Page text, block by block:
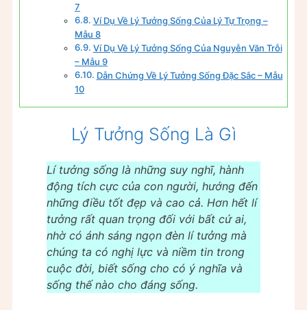
7
Ví Dụ Về Lý Tưởng Sống Của Lý Tự Trọng –
Mẫu 8
Ví Dụ Về Lý Tưởng Sống Của Nguyễn Văn Trỗi
– Mẫu 9
Dẫn Chứng Về Lý Tưởng Sống Đặc Sắc – Mẫu
10
Lý Tưởng Sống Là Gì
Lí tưởng sống là những suy nghĩ, hành
động tích cực của con người, hướng đến
những điều tốt đẹp và cao cả. Hơn hết lí
tưởng rất quan trọng đối với bất cứ ai,
nhờ có ánh sáng ngọn đèn lí tưởng mà
chúng ta có nghị lực và niềm tin trong
cuộc đời, biết sống cho có ý nghĩa và
sống thế nào cho đáng sống.